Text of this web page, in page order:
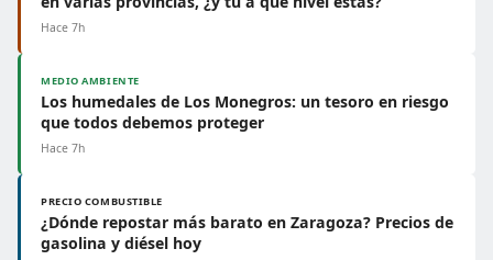
Hace 7h
MEDIO AMBIENTE
Los humedales de Los Monegros: un tesoro en riesgo
que todos debemos proteger
Hace 7h
PRECIO COMBUSTIBLE
¿Dónde repostar más barato en Zaragoza? Precios de
gasolina y diésel hoy